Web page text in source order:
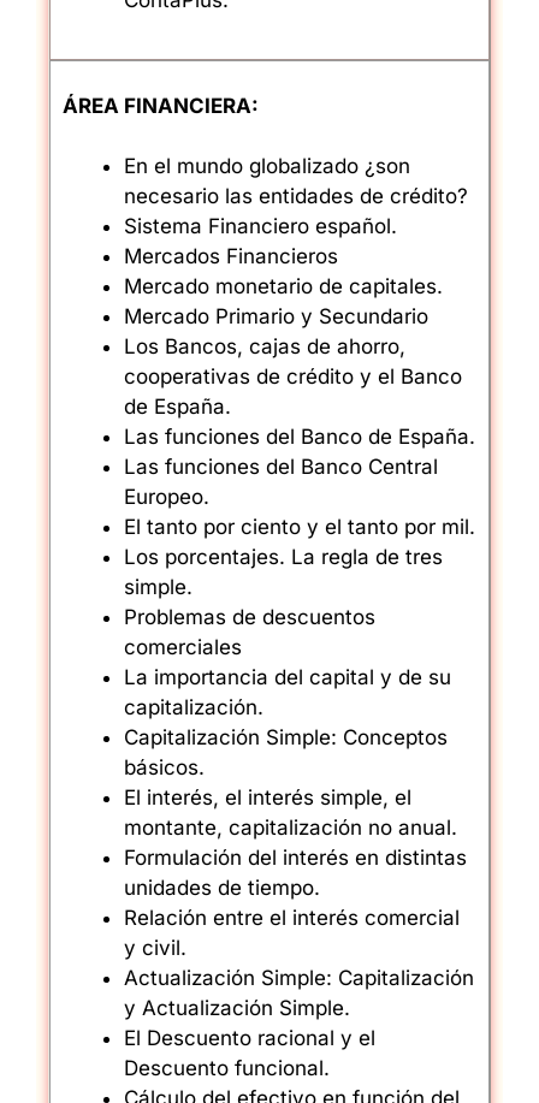
ÁREA FINANCIERA:
En el mundo globalizado ¿son
necesario las entidades de crédito?
Sistema Financiero español.
Mercados Financieros
Mercado monetario de capitales.
Mercado Primario y Secundario
Los Bancos, cajas de ahorro,
cooperativas de crédito y el Banco
de España.
Las funciones del Banco de España.
Las funciones del Banco Central
Europeo.
El tanto por ciento y el tanto por mil.
Los porcentajes. La regla de tres
simple.
Problemas de descuentos
comerciales
La importancia del capital y de su
capitalización.
Capitalización Simple: Conceptos
básicos.
El interés, el interés simple, el
montante, capitalización no anual.
Formulación del interés en distintas
unidades de tiempo.
Relación entre el interés comercial
y civil.
Actualización Simple: Capitalización
y Actualización Simple.
El Descuento racional y el
Descuento funcional.